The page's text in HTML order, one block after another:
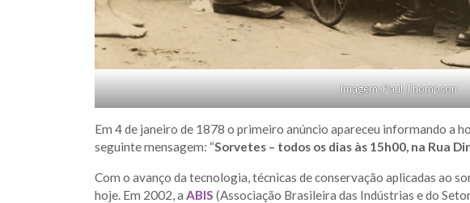
Imagem: Paul Thompson
Em 4 de janeiro de 1878 o primeiro anúncio apareceu informando a
seguinte mensagem: “Sorvetes – todos os dias às 15h00, na Rua
Com o avanço da tecnologia, técnicas de conservação aplicadas ao
hoje. Em 2002, a ABIS (Associação Brasileira das Indústrias e do